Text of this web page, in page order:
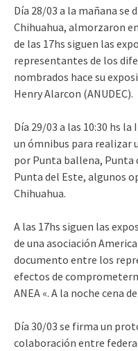
Día 28/03 a la mañana
Chihuahua, almorzaron
de las 17hs siguen las
representantes de los
nombrados hace su
Henry Alarcon (ANUDEC).
Día 29/03 a las 10:30 hs
un ómnibus para realizar
por Punta ballena, Punta
Punta del Este, algunos
Chihuahua.
A las 17hs siguen las
de una asociación
documento entre los
efectos de
ANEA «. A la noche cena
Día 30/03 se firma un
colaboración entre